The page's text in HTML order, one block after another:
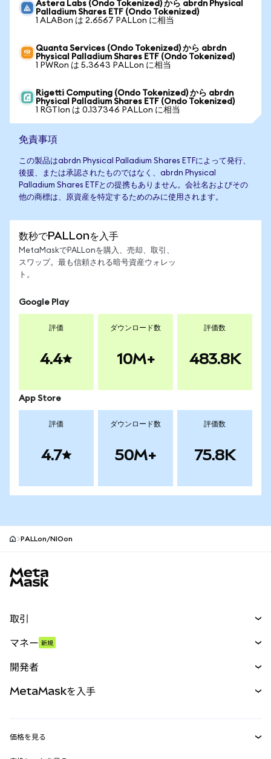
Astera Labs (Ondo Tokenized) から abrdn Physical
Palladium Shares ETF (Ondo Tokenized)
1 ALABon は 2.6567 PALLon に相当
Quanta Services (Ondo Tokenized) から abrdn
Physical Palladium Shares ETF (Ondo Tokenized)
1 PWRon は 5.3643 PALLon に相当
Rigetti Computing (Ondo Tokenized) から abrdn
Physical Palladium Shares ETF (Ondo Tokenized)
1 RGTIon は 0.137346 PALLon に相当
免責事項
この製品はabrdn Physical Palladium Shares ETFによって発行、
後援、または承認されたものではなく、abrdn Physical
Palladium Shares ETFとの提携もありません。会社名およびその
他の商標は、原資産を特定するためのみに使用されます。
数秒でPALLonを入手
MetaMaskでPALLonを購入、売却、取引、
スワップ。最も信頼される暗号資産ウォレッ
ト。
Google Play
評価
4.4
ダウンロード数
10M+
評価数
483.8K
App Store
評価
4.7
ダウンロード数
50M+
評価数
75.8K
PALLon/NIOon
取引
パーペチュアル
RWA
マネー 新規
開発者
MetaMaskを入手
価格を見る